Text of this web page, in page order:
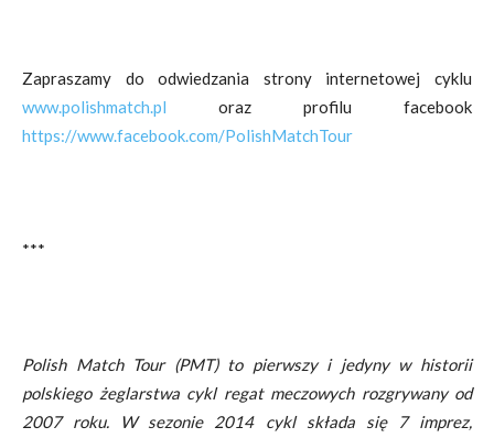
Zapraszamy do odwiedzania strony internetowej cyklu
www.polishmatch.pl oraz profilu facebook
https://www.facebook.com/PolishMatchTour
***
Polish Match Tour (PMT) to pierwszy i jedyny w historii
polskiego żeglarstwa cykl regat meczowych rozgrywany od
2007 roku. W sezonie 2014 cykl składa się 7 imprez,